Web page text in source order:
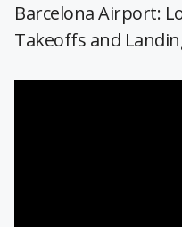
Barcelona Airport:
Takeoffs and